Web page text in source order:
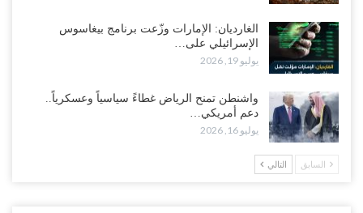
مع اختفاء وزيرة واستقالة آخر وصراع على السفارات.. أزمة المحاصصة
تعصف بحكومة عدن..!
عقب محاولة انسحابه من مطارح الريان.. المخابرات السعودية تصفي أبرز
مساعدي الحجوري..!
أغسطس 1, 2026
الغارديان: الإمارات وزّعت برنامج بيغاسوس
الإسرائيلي على…
يوليو 19, 2026
واشنطن تمنح الرياض غطاءً سياسياً وعسكرياً..
دعم أمريكي…
يوليو 16, 2026
السابق التالي